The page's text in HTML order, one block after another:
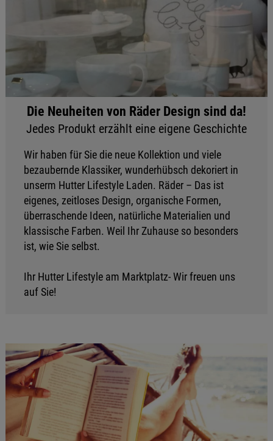
Die Neuheiten von Räder Design sind da!
Jedes Produkt erzählt eine eigene Geschichte
Wir haben für Sie die neue Kollektion und viele
bezaubernde Klassiker, wunderhübsch dekoriert in
unserm Hutter Lifestyle Laden. Räder – Das ist
eigenes, zeitloses Design, organische Formen,
überraschende Ideen, natürliche Materialien und
klassische Farben. Weil Ihr Zuhause so besonders
ist, wie Sie selbst.
Ihr Hutter Lifestyle am Marktplatz- Wir freuen uns
auf Sie!